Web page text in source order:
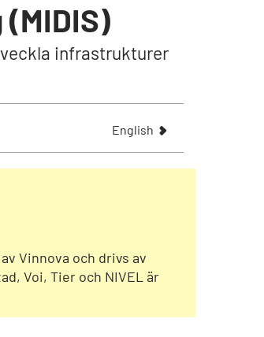
infrastrukturer
S
o
r
t
c
English
Vinnova och drivs av
Voi, Tier och NIVEL är